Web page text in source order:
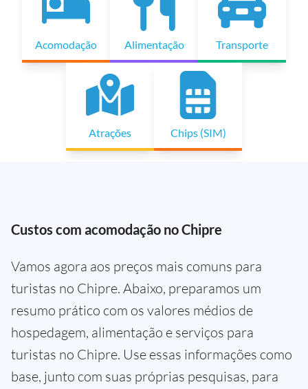
Acomodação Alimentação Transporte
Atrações Chips (SIM)
Custos com acomodação no Chipre
Vamos agora aos preços mais comuns para
turistas no Chipre. Abaixo, preparamos um
resumo prático com os valores médios de
hospedagem, alimentação e serviços para
turistas no Chipre. Use essas informações como
base, junto com suas próprias pesquisas, para